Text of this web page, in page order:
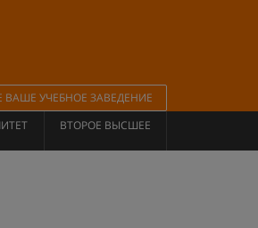
ВАШЕ УЧЕБНОЕ ЗАВЕДЕНИЕ
ВТОРОЕ ВЫСШЕЕ